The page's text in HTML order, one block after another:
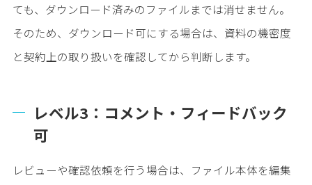
ても、ダウンロード済みのファイルまでは消せません。
そのため、ダウンロード可にする場合は、資料の機密度
と契約上の取り扱いを確認してから判断します。
レベル3：コメント・フィードバック
可
レビューや確認依頼を行う場合は、ファイル本体を編集